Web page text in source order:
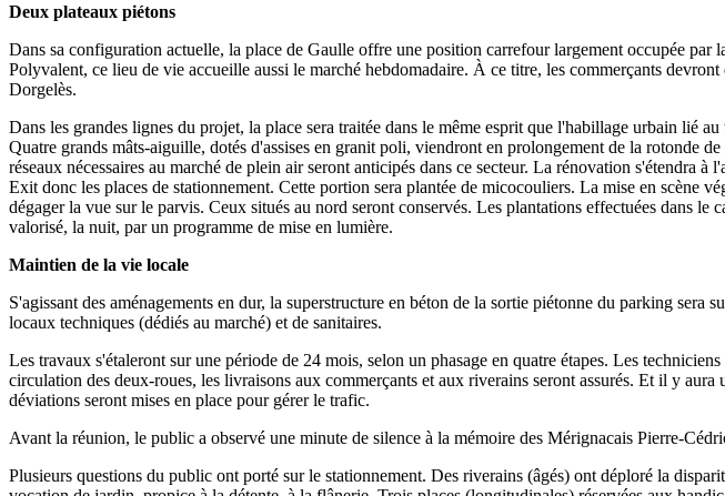
Deux plateaux piétons
Dans sa configuration actuelle, la place de Gaulle offre une position carrefour largement occupée
Polyvalent, ce lieu de vie accueille aussi le marché hebdomadaire. À ce titre, les commerçants
Dorgelès.
Dans les grandes lignes du projet, la place sera traitée dans le même esprit que l'habillage urbain lié
Quatre grands mâts-aiguille, dotés d'assises en granit poli, viendront en prolongement de la rotonde
réseaux nécessaires au marché de plein air seront anticipés dans ce secteur. La rénovation s'étendra
Exit donc les places de stationnement. Cette portion sera plantée de micocouliers. La mise en scène
dégager la vue sur le parvis. Ceux situés au nord seront conservés. Les plantations effectuées dans
valorisé, la nuit, par un programme de mise en lumière.
Maintien de la vie locale
S'agissant des aménagements en dur, la superstructure en béton de la sortie piétonne du parking
locaux techniques (dédiés au marché) et de sanitaires.
Les travaux s'étaleront sur une période de 24 mois, selon un phasage en quatre étapes. Les
circulation des deux-roues, les livraisons aux commerçants et aux riverains seront assurés. Et il y
déviations seront mises en place pour gérer le trafic.
Avant la réunion, le public a observé une minute de silence à la mémoire des Mérignacais Pierre-
Plusieurs questions du public ont porté sur le stationnement. Des riverains (âgés) ont déploré la